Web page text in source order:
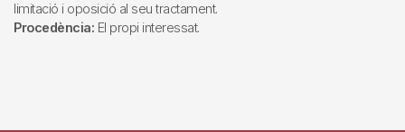
limitació i oposició al seu tractament.
Procedència: El propi interessat.